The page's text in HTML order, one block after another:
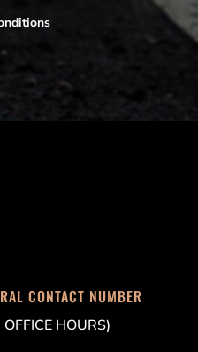
CONTACT NUMBER
HOURS)